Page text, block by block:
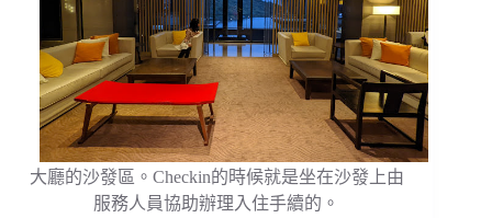
大廳的沙發區。Checkin的時候就是坐在沙發上由
服務人員協助辦理入住手續的。